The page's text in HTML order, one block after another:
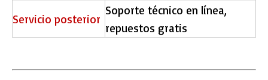
Servicio posterior
Soporte técnico en línea,
repuestos gratis